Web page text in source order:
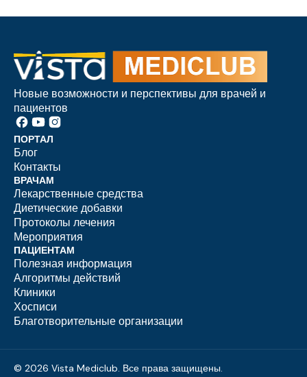
Новые возможности и перспективы для врачей и
пациентов
ПОРТАЛ
Блог
Контакты
ВРАЧАМ
Лекарственные средства
Диетические добавки
Протоколы лечения
Мероприятия
ПАЦИЕНТАМ
Полезная информация
Алгоритмы действий
Клиники
Хосписи
Благотворительные организации
© 2026 Vista Mediclub. Все права защищены.